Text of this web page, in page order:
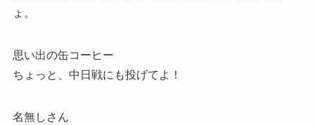
ょ。
思い出の缶コーヒー
ちょっと、中日戦にも投げてよ！
名無しさん